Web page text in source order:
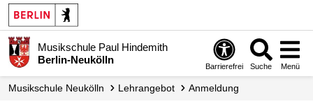
Musikschule Paul Hindemith
Berlin-Neukölln
Barrierefrei Suche Menü
Musikschule Neukölln Lehrangebot Anmeldung